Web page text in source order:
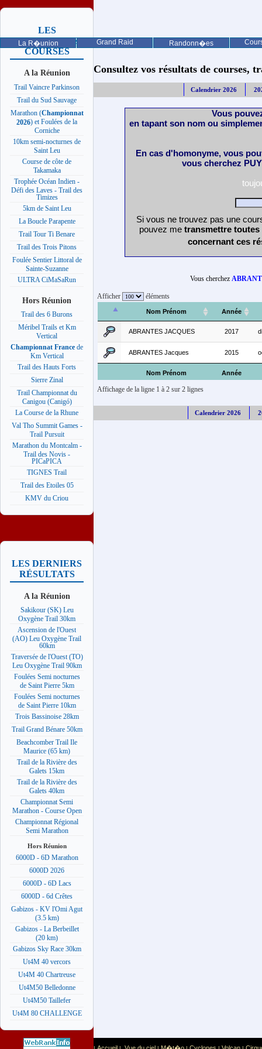
La R�union Grand Raid Randonn�es
LES
PROCHAINES
COURSES
A la Réunion
Trail Vaincre Parkinson
Trail du Sud Sauvage
Marathon (Championnat
2026) et Foulées de la
Corniche
10km semi-nocturnes de
Saint Leu
Course de côte de
Takamaka
Trophée Océan Indien -
Défi des Laves - Trail des
Timizes
5km de Saint Leu
La Boucle Parapente
Trail Tour Ti Benare
Trail des Trois Pitons
Foulée Sentier Littoral de
Sainte-Suzanne
ULTRA CiMaSaRun
Hors Réunion
Trail des 6 Burons
Méribel Trails et Km
Vertical
Championnat France de
Km Vertical
Trail des Hauts Forts
Sierre Zinal
Trail Championnat du
Canigou (Canigó)
La Course de la Rhune
Val Tho Summit Games -
Trail Pursuit
Marathon du Montcalm -
Trail des Novis -
PICaPICA
TIGNES Trail
Trail des Etoiles 05
KMV du Criou
LES DERNIERS
RÉSULTATS
A la Réunion
Sakikour (SK) Leu
Oxygène Trail 30km
Ascension de l'Ouest
(AO) Leu Oxygène Trail
60km
Traversée de l'Ouest (TO)
Leu Oxygène Trail 90km
Foulées Semi nocturnes
de Saint Pierre 5km
Foulées Semi nocturnes
de Saint Pierre 10km
Trois Bassinoise 28km
Trail Grand Bénare 50km
Beachcomber Trail Ile
Maurice (65 km)
Trail de la Rivière des
Galets 15km
Trail de la Rivière des
Galets 40km
Championnat Semi
Marathon - Course Open
Championnat Régional
Semi Marathon
Hors Réunion
6000D - 6D Marathon
6000D 2026
6000D - 6D Lacs
6000D - 6d Crêtes
Gabizos - KV l'Omi Agut
(3.5 km)
Gabizos - La Berbeillet
(20 km)
Gabizos Sky Race 30km
Ut4M 40 vercors
Ut4M 40 Chartreuse
Ut4M50 Belledonne
Ut4M50 Taillefer
Ut4M 80 CHALLENGE
Consultez vos résultats de courses,
Calendrier 2026
Vous
en tapant son nom ou
En cas d'homonyme, vous
vous cherchez
Si vous ne trouvez pas une
pouvez me transmettre
concernant ces
Vous cherchez
Afficher éléments
Nom Prénom Année
Nom Prénom Année
ABRANTES JACQUES 2017
ABRANTES Jacques 2015
Affichage de la ligne 1 à 2 sur 2 lignes
Calendrier 2026